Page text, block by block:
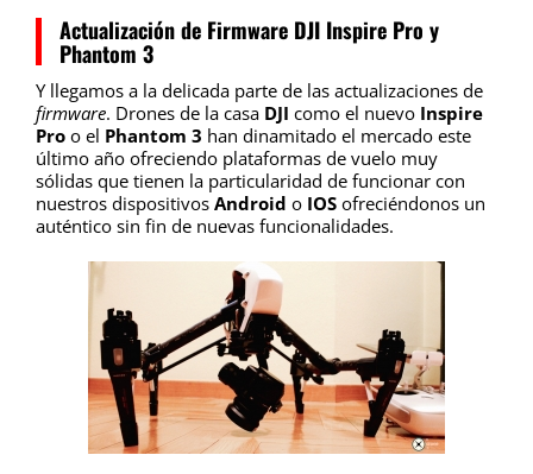
Actualización de Firmware DJI Inspire Pro y
Phantom 3
Y llegamos a la delicada parte de las actualizaciones de
firmware. Drones de la casa DJI como el nuevo Inspire
Pro o el Phantom 3 han dinamitado el mercado este
último año ofreciendo plataformas de vuelo muy
sólidas que tienen la particularidad de funcionar con
nuestros dispositivos Android o IOS ofreciéndonos un
auténtico sin fin de nuevas funcionalidades.